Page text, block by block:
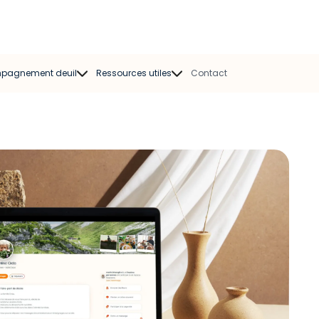
deuil
deuil
Ressources utiles
condoléances
Chansons obsèques
Oraisons Funèbres
Livres sur le deuil
Guides pratiques
Articles et témoignages
Contact